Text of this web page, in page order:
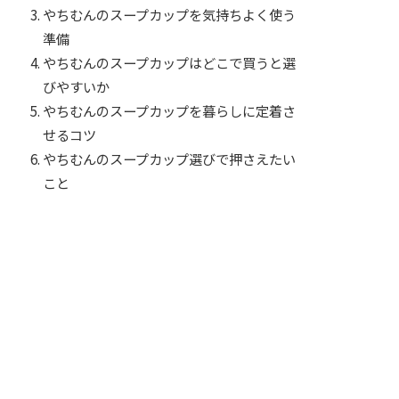
やちむんのスープカップを気持ちよく使う
準備
やちむんのスープカップはどこで買うと選
びやすいか
やちむんのスープカップを暮らしに定着さ
せるコツ
やちむんのスープカップ選びで押さえたい
こと